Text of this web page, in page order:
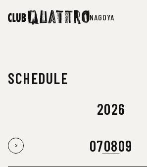
NAGOYA
SCHEDULE
2026
070809